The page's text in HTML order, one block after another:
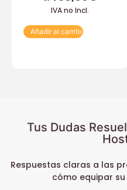
IVA no Incl.
Añadir al carrito
Tus Dudas
Respuestas claras a las
cómo equipar